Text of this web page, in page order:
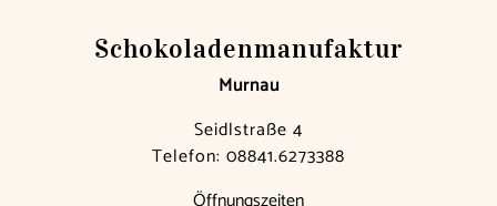
Schokoladen­manufaktur
Murnau
Seidlstraße 4
Telefon: 08841.6273388